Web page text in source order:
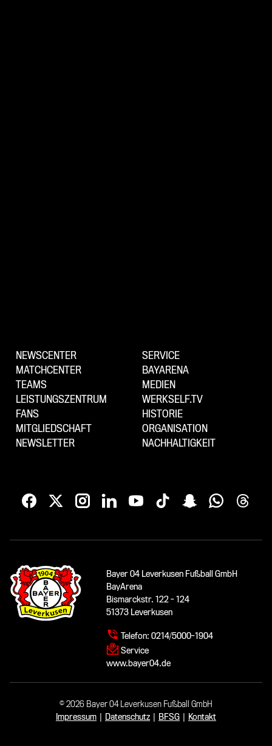
NEWSCENTER
MATCHCENTER
TEAMS
LEISTUNGSZENTRUM
FANS
MITGLIEDSCHAFT
NEWSLETTER
SERVICE
BAYARENA
MEDIEN
WERKSELF.TV
HISTORIE
ORGANISATION
NACHHALTIGKEIT
Bayer 04 Leverkusen Fußball GmbH
BayArena
Bismarckstr. 122 - 124
51373 Leverkusen
Telefon: 0214/5000-1904
Service
www.bayer04.de
© 2026 Bayer 04 Leverkusen Fußball GmbH
Impressum | Datenschutz | BFSG | Kontakt